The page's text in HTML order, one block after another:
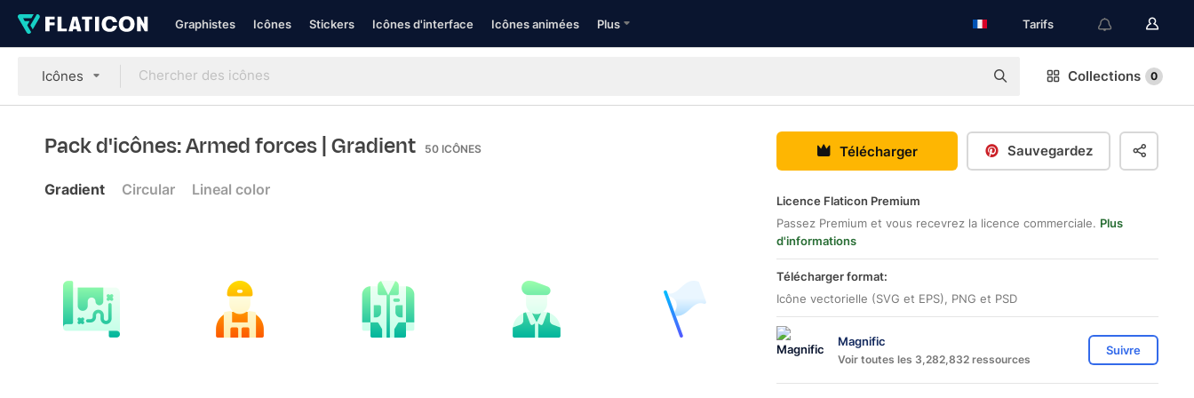
Graphistes Icônes Stickers Icônes d'interface Icônes animées Plus Tarifs
Icônes Collections 0
Pack d'icônes: Armed forces| Gradient 50 ICÔNES
Gradient Circular Lineal color
Télécharger Sauvegardez
Licence Flaticon Premium
Passez Premium et vous recevrez la licence commerciale. Plus
d'informations
Télécharger format:
Icône vectorielle (SVG et EPS), PNG et PSD
Magnific
Voir toutes les 3,282,832 ressources
Suivre